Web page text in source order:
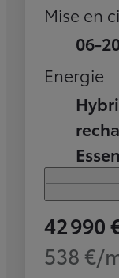
Mise en
06-
Energie
42 990
538 €/